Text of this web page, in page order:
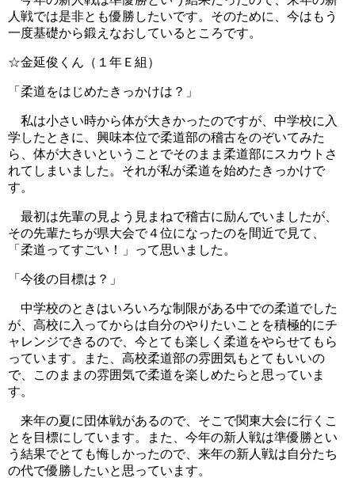
人戦では是非とも優勝したいです。そのために、今はもう
一度基礎から鍛えなおしているところです。
☆金延俊くん（１年Ｅ組）
「柔道をはじめたきっかけは？」
私は小さい時から体が大きかったのですが、中学校に入
学したときに、興味本位で柔道部の稽古をのぞいてみた
ら、体が大きいということでそのまま柔道部にスカウトさ
れてしまいました。それが私が柔道を始めたきっかけで
す。
最初は先輩の見よう見まねで稽古に励んでいましたが、
その先輩たちが県大会で４位になったのを間近で見て、
「柔道ってすごい！」って思いました。
「今後の目標は？」
中学校のときはいろいろな制限がある中での柔道でした
が、高校に入ってからは自分のやりたいことを積極的にチ
ャレンジできるので、今とても楽しく柔道をやらせてもら
っています。また、高校柔道部の雰囲気もとてもいいの
で、このままの雰囲気で柔道を楽しめたらと思っていま
す。
来年の夏に団体戦があるので、そこで関東大会に行くこ
とを目標にしています。また、今年の新人戦は準優勝とい
う結果でとても悔しかったので、来年の新人戦は自分たち
の代で優勝したいと思っています。